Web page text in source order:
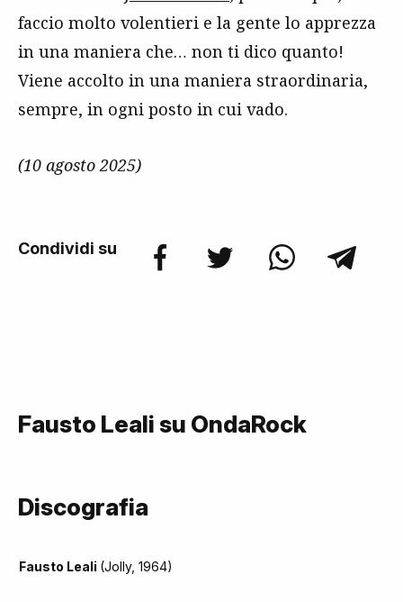
faccio molto volentieri e la gente lo apprezza
in una maniera che… non ti dico quanto!
Viene accolto in una maniera straordinaria,
sempre, in ogni posto in cui vado.
(10 agosto 2025)
Condividi su
Fausto Leali su OndaRock
Discografia
Fausto Leali (Jolly, 1964)